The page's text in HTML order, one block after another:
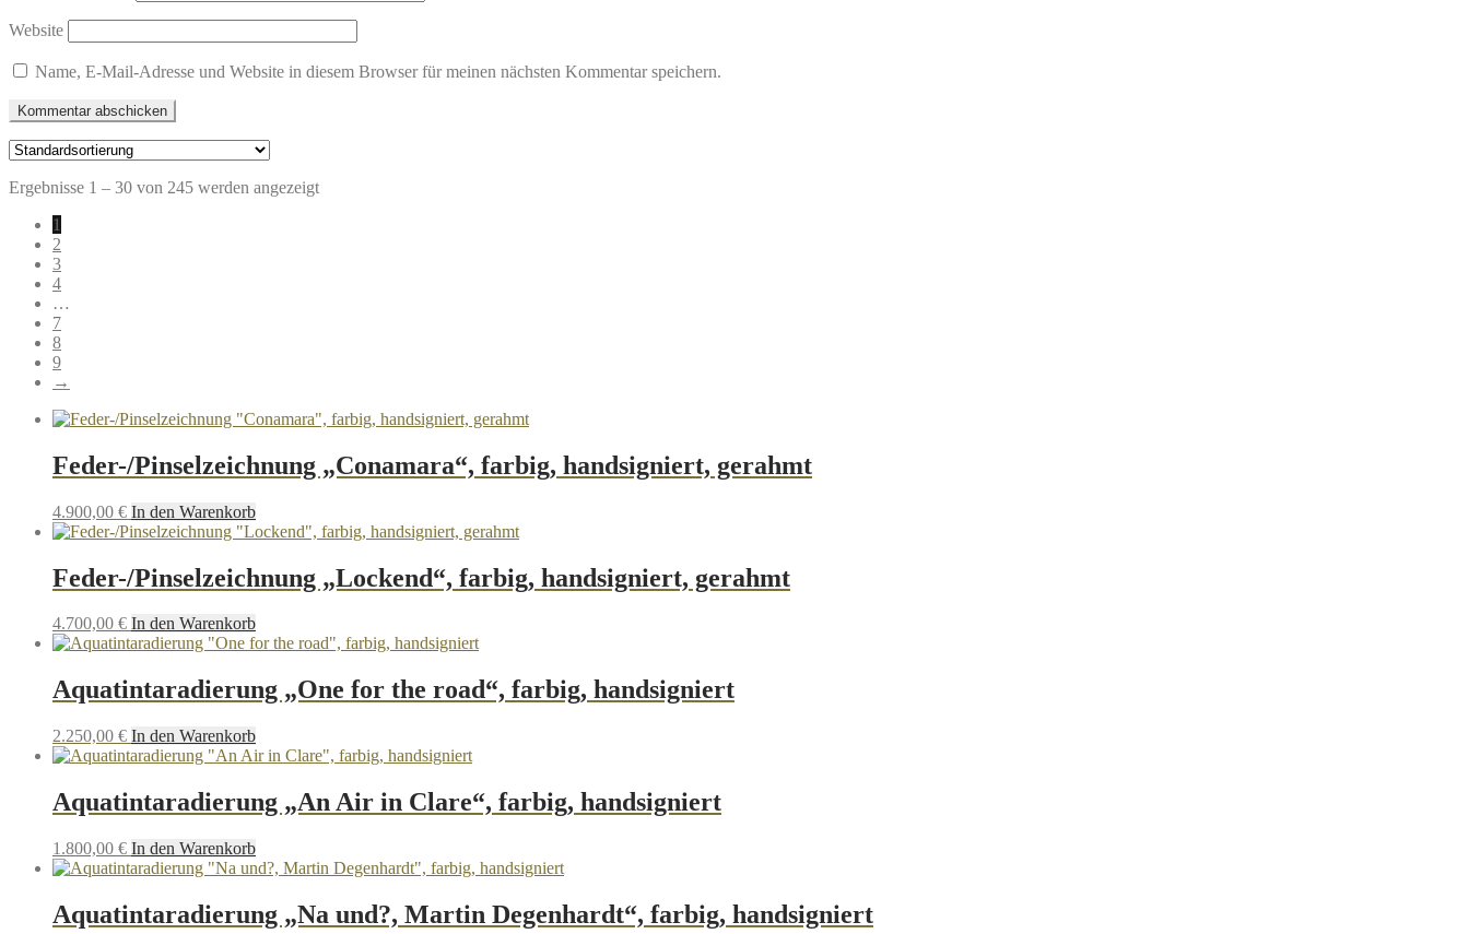
Website
Name, E-Mail-Adresse und Website in diesem Browser für meinen nächsten Kommentar speichern.
Ergebnisse 1 – 30 von 245 werden angezeigt
1
2
3
4
…
7
8
9
→
Feder-/Pinselzeichnung „Conamara“, farbig, handsigniert, gerahmt
4.900,00 € In den Warenkorb
Feder-/Pinselzeichnung „Lockend“, farbig, handsigniert, gerahmt
4.700,00 € In den Warenkorb
Aquatintaradierung „One for the road“, farbig, handsigniert
2.250,00 € In den Warenkorb
Aquatintaradierung „An Air in Clare“, farbig, handsigniert
1.800,00 € In den Warenkorb
Aquatintaradierung „Na und?, Martin Degenhardt“, farbig, handsigniert